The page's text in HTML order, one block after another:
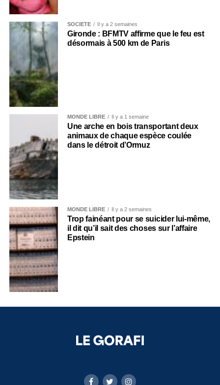
SOCIÉTÉ Il y a 2 semaines
Gironde : BFMTV affirme que le feu est
désormais à 500 km de Paris
MONDE LIBRE Il y a 1 semaine
Une arche en bois transportant deux
animaux de chaque espèce coulée
dans le détroit d’Ormuz
MONDE LIBRE Il y a 2 semaines
Trop fainéant pour se suicider lui-même,
il dit qu’il sait des choses sur l’affaire
Epstein